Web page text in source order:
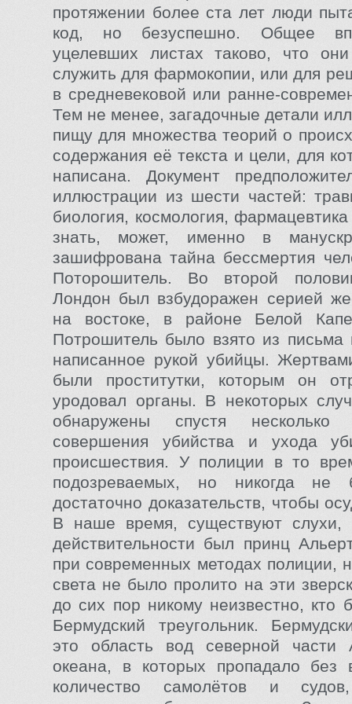
протяжении более ста лет люди
код, но безуспешно. Общее
уцелевших листах таково, что
служить для фармокопии, или для
в средневековой или ранне-
Тем не менее, загадочные детали
пищу для множества теорий о
содержания её текста и цели, для
написана. Документ
иллюстрации из шести частей:
биология, космология,
знать, может, именно в
зашифрована тайна бессмертия
Поторошитель. Во второй
Лондон был взбудоражен серией
на востоке, в районе Белой
Потрошитель было взято из письма
написанное рукой убийцы.
были проститутки, которым он
уродовал органы. В некоторых
обнаружены спустя
совершения убийства и ухода
происшествия. У полиции в то
подозреваемых, но никогда не
достаточно доказательств, чтобы
В наше время, существуют слухи,
действительности был принц
при современных методах полиции,
света не было пролито на эти
до сих пор никому неизвестно, кто
Бермудский треугольник.
это область вод северной части
океана, в которых пропадало без
количество самолётов и